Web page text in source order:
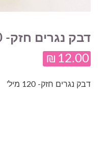
דבק נגרים חזק- 120 מיל'
₪ 12.00
דבק נגרים חזק- 120 מיל'